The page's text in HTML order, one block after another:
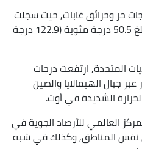
حر وحرائق غابات, حيث سجلت
تركيا رقما قياسيا وطنيا جديدا بلغ 50.5 درجة مئوية (122.9 درجة
المتحدة, ارتفعت درجات
جبال الهيمالايا والصين
الشديدة في أوت.
العالمي للأرصاد الجوية في
المناطق, وكذلك في شبه